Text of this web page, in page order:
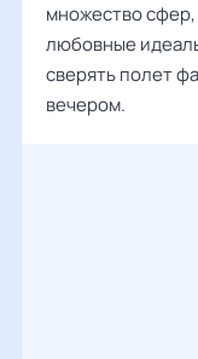
множество
любовные
сверять полет
вечером.